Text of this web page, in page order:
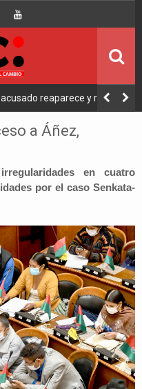
reaparece y ratifica
Coaquira
a Áñez,
en cuatro
por el caso Senkata-